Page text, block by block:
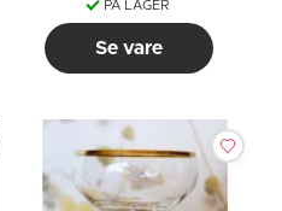
PÅ LAGER
Se vare